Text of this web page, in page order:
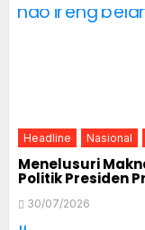
Headline Nasional
Menelusuri
Politik Presiden
30/07/2026